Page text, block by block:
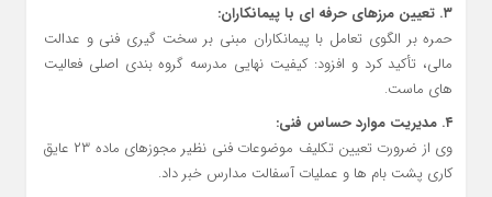
۳. تعیین مرزهای حرفه‌ ای با پیمانکاران:
حمره بر الگوی تعامل با پیمانکاران مبنی بر سخت‌ گیری فنی و عدالت
مالی، تأکید کرد و افزود: کیفیت نهایی مدرسه گروه‌ بندی اصلی فعالیت‌
های ماست.
۴. مدیریت موارد حساس فنی:
وی از ضرورت تعیین تکلیف موضوعات فنی نظیر مجوزهای ماده ۲۳ عایق‌
کاری پشت‌ بام‌ ها و عملیات آسفالت مدارس خبر داد.